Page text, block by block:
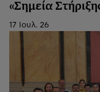
«Σημεία
17 Ιουλ. 26